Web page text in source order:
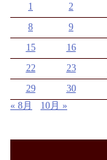
1 2
8
9
15
16
22
23
29
30
« 8月
10月 »